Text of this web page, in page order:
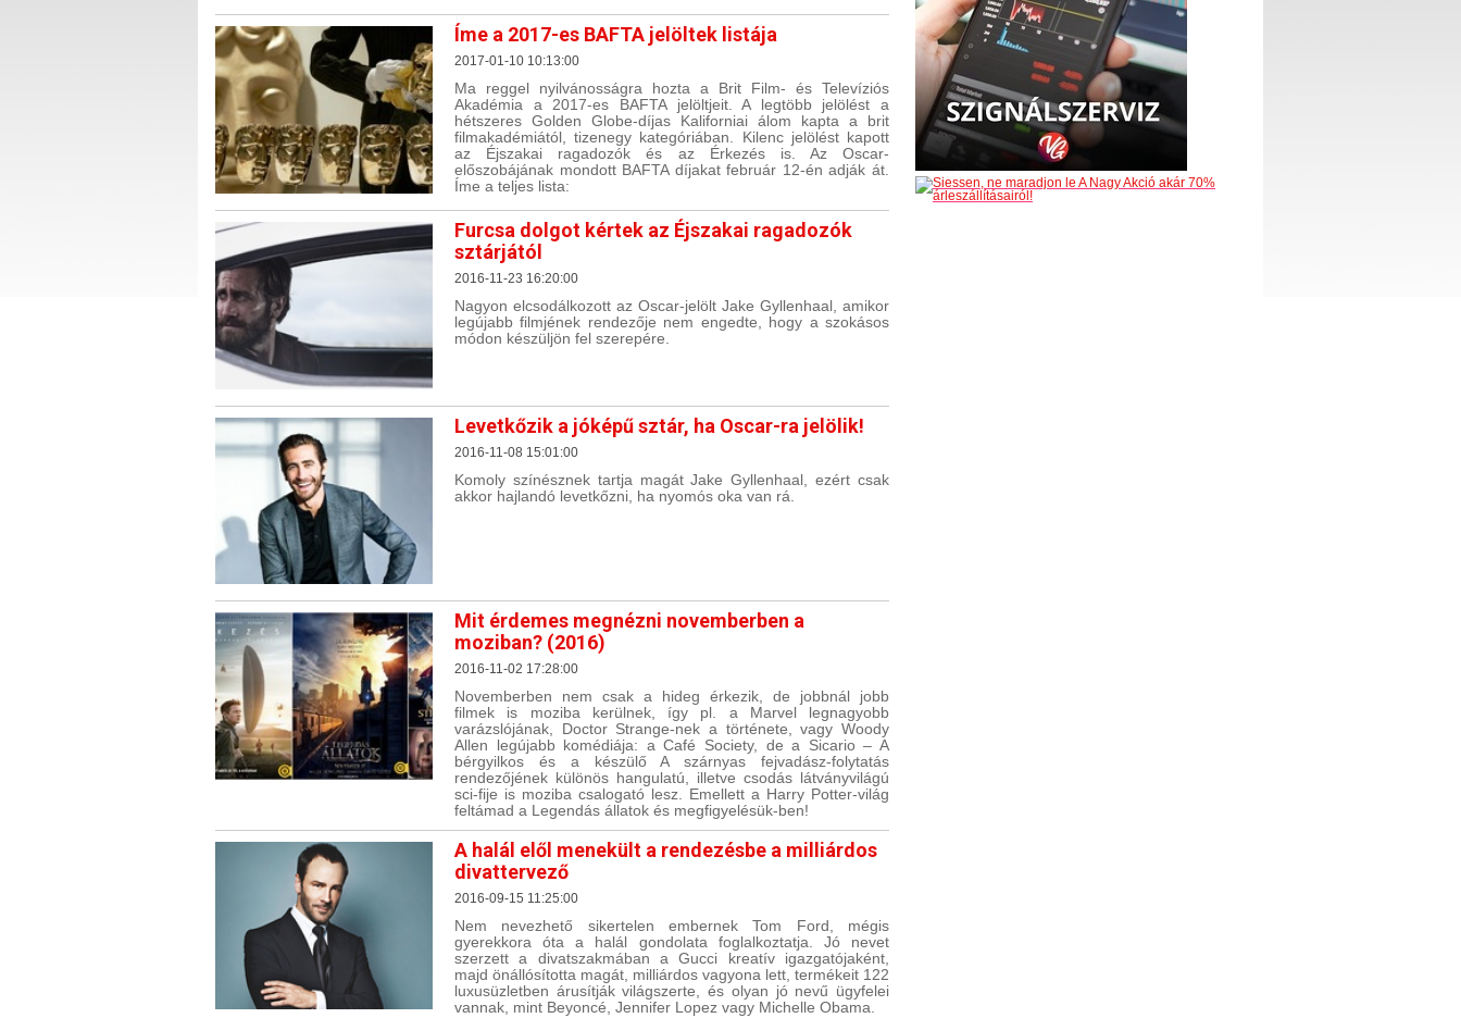
Íme a 2017-es BAFTA jelöltek listája
2017-01-10 10:13:00
Ma reggel nyilvánosságra hozta a Brit Film- és Televíziós
Akadémia a 2017-es BAFTA jelöltjeit. A legtöbb jelölést a
hétszeres Golden Globe-díjas Kaliforniai álom kapta a brit
filmakadémiától, tizenegy kategóriában. Kilenc jelölést kapott
az Éjszakai ragadozók és az Érkezés is. Az Oscar-
előszobájának mondott BAFTA díjakat február 12-én adják át.
Íme a teljes lista:
Furcsa dolgot kértek az Éjszakai ragadozók
sztárjától
2016-11-23 16:20:00
Nagyon elcsodálkozott az Oscar-jelölt Jake Gyllenhaal, amikor
legújabb filmjének rendezője nem engedte, hogy a szokásos
módon készüljön fel szerepére.
Levetkőzik a jóképű sztár, ha Oscar-ra jelölik!
2016-11-08 15:01:00
Komoly színésznek tartja magát Jake Gyllenhaal, ezért csak
akkor hajlandó levetkőzni, ha nyomós oka van rá.
Mit érdemes megnézni novemberben a
moziban? (2016)
2016-11-02 17:28:00
Novemberben nem csak a hideg érkezik, de jobbnál jobb
filmek is moziba kerülnek, így pl. a Marvel legnagyobb
varázslójának, Doctor Strange-nek a története, vagy Woody
Allen legújabb komédiája: a Café Society, de a Sicario – A
bérgyilkos és a készülő A szárnyas fejvadász-folytatás
rendezőjének különös hangulatú, illetve csodás látványvilágú
sci-fije is moziba csalogató lesz. Emellett a Harry Potter-világ
feltámad a Legendás állatok és megfigyelésük-ben!
A halál elől menekült a rendezésbe a milliárdos
divattervező
2016-09-15 11:25:00
Nem nevezhető sikertelen embernek Tom Ford, mégis
gyerekkora óta a halál gondolata foglalkoztatja. Jó nevet
szerzett a divatszakmában a Gucci kreatív igazgatójaként,
majd önállósította magát, milliárdos vagyona lett, termékeit 122
luxusüzletben árusítják világszerte, és olyan jó nevű ügyfelei
vannak, mint Beyoncé, Jennifer Lopez vagy Michelle Obama.